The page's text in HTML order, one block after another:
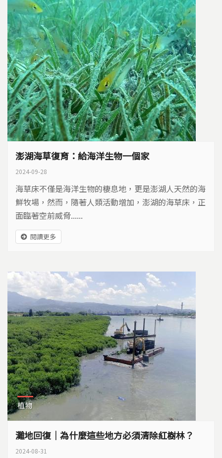
澎湖海草復育：給海洋生物一個家
2024-09-28
海草床不僅是海洋生物的棲息地，更是澎湖人天然的海
鮮牧場，然而，隨著人類活動增加，澎湖的海草床，正
面臨著空前威脅......
閱讀更多
植物
灘地回復｜為什麼這些地方必須清除紅樹林？
2024-08-31